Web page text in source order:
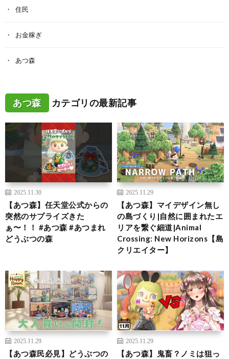
住民
お金稼ぎ
あつ森
あつ森 カテゴリの最新記事
2025.11.30
【あつ森】任天堂公式からの
突然のサプライズきた
ぁ〜！！ #あつ森 #あつまれ
どうぶつの森
2025.11.29
【あつ森】マイデザイン無し
の島づくり|自然に囲まれたエ
リアを繋ぐ細道|Animal
Crossing: New Horizons【島
クリエイター】
2025.11.29
【あつ森民必見】どうぶつの
2025.11.29
【あつ森】鬼畜？ノミは狙っ